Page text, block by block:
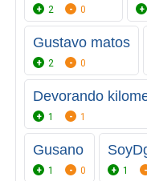
2 0
Gustavo matos
2 0
Devorando
1 1
Gusano
1 0 1